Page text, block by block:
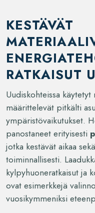
KESTÄVÄT
RATKAISUT
Uudiskohteissa
määrittelevät pitkälti
ympäristövaikutukset.
panostaneet erityisesti
jotka kestävät aikaa
toiminnallisesti.
kylpyhuoneratkaisut ja
ovat esimerkkejä
vuosikymmeniksi